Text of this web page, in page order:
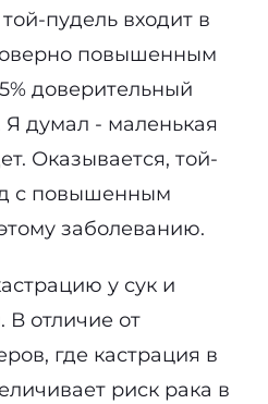
пудель входит в
повышенным
доверительный
Я думал - маленькая
Оказывается, той-
с повышенным
заболеванию.
у сук и
В отличие от
где кастрация в
риск рака в